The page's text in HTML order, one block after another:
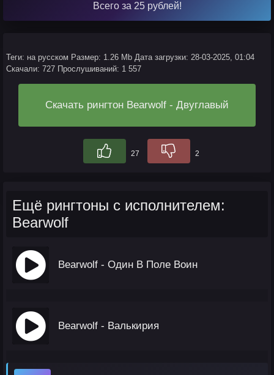
Всего за 25 рублей!
Теги: на русском Размер: 1.26 Mb Дата загрузки: 28-03-2025, 01:04
Скачали: 727 Прослушиваний: 1 557
Скачать рингтон Bearwolf - Двуглавый
27 2
Ещё рингтоны с исполнителем:
Bearwolf
Bearwolf - Один В Поле Воин
Bearwolf - Валькирия